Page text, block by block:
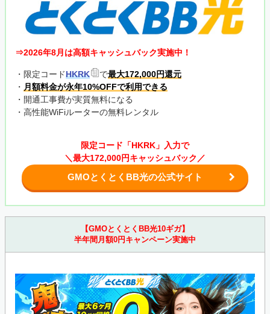
⇒2026年8月は高額キャッシュバック実施中！
・限定コードHKRK で最大172,000円還元
・ 月額料金が永年10%OFFで利用できる
・開通工事費が実質無料になる
・高性能WiFiルーターの無料レンタル
限定コード「HKRK」入力で
＼最大172,000円キャッシュバック／
GMOとくとくBB光の公式サイト
【GMOとくとくBB光10ギガ】
半年間月額0円キャンペーン実施中